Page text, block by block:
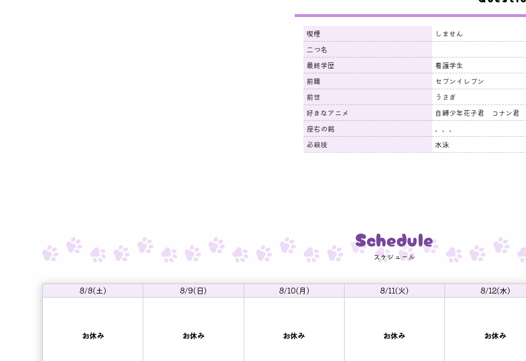
喫煙
しません
二つ名
最終学歴
看護学生
前職
セブンイレブン
前世
うさぎ
好きなアニメ
自縛少年花子君 コナン君
座右の銘
、、、
必殺技
水泳
Schedule
スケジュール
8/8(土)
お休み
8/9(日)
お休み
8/10(月)
お休み
8/11(火)
お休み
8/12(水)
お休み